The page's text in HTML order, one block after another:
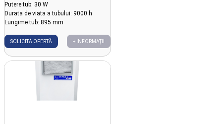
Putere tub: 30 W
Durata de viata a tubului: 9000 h
Lungime tub: 895 mm
SOLICITĂ OFERTĂ + INFORMAȚII